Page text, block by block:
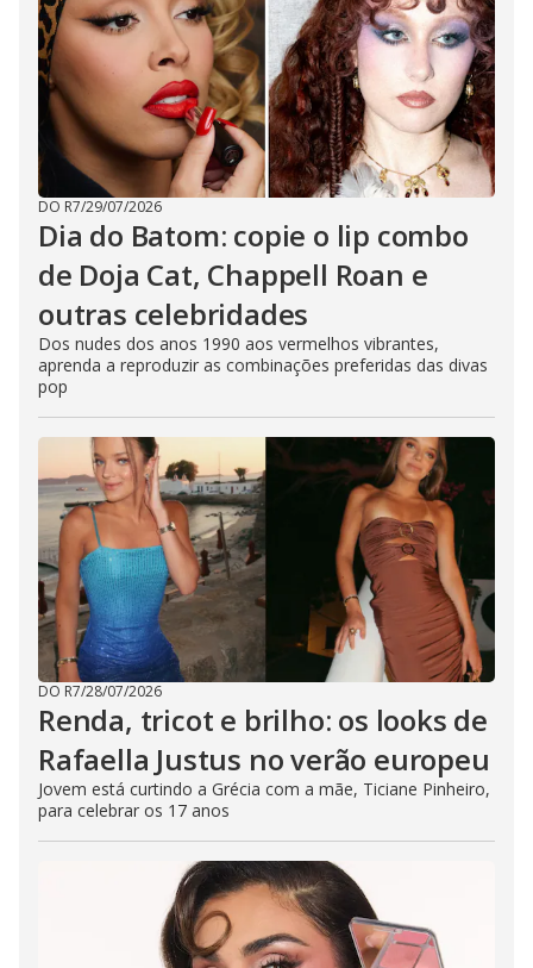
DO R7/29/07/2026
Dia do Batom: copie o lip combo
de Doja Cat, Chappell Roan e
outras celebridades
Dos nudes dos anos 1990 aos vermelhos vibrantes,
aprenda a reproduzir as combinações preferidas das divas
pop
DO R7/28/07/2026
Renda, tricot e brilho: os looks de
Rafaella Justus no verão europeu
Jovem está curtindo a Grécia com a mãe, Ticiane Pinheiro,
para celebrar os 17 anos